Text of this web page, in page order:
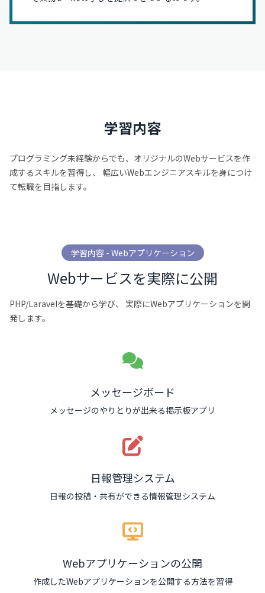
学習内容
プログラミング未経験からでも、オリジナルのWebサービスを作
成するスキルを習得し、 幅広いWebエンジニアスキルを身につけ
て転職を目指します。
学習内容 - Webアプリケーション
Webサービスを実際に公開
PHP/Laravelを基礎から学び、 実際にWebアプリケーションを開
発します。
メッセージボード
メッセージのやりとりが出来る掲示板アプリ
日報管理システム
日報の投稿・共有ができる情報管理システム
Webアプリケーションの公開
作成したWebアプリケーションを公開する方法を習得